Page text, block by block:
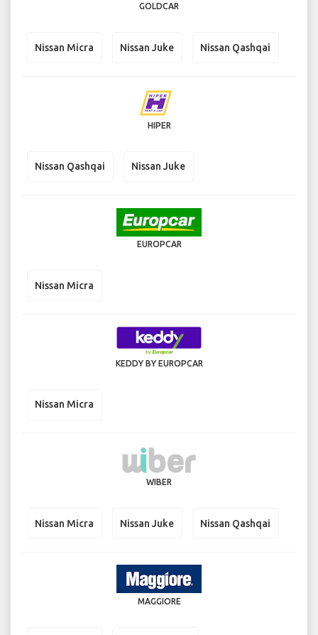
GOLDCAR
Nissan Micra Nissan Juke Nissan Qashqai
HIPER
Nissan Qashqai Nissan Juke
EUROPCAR
Nissan Micra
KEDDY BY EUROPCAR
Nissan Micra
WIBER
Nissan Micra Nissan Juke Nissan Qashqai
MAGGIORE